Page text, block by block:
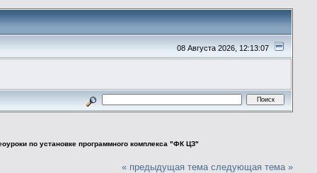
08 Августа 2026, 12:13:07
по установке программного комплекса "ФК ЦЗ"
« предыдущая тема следующая тема »